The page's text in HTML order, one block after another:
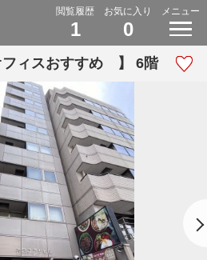
閲覧履歴
1
お気に入り
0
メニュー
ィスおすすめ 】 6階